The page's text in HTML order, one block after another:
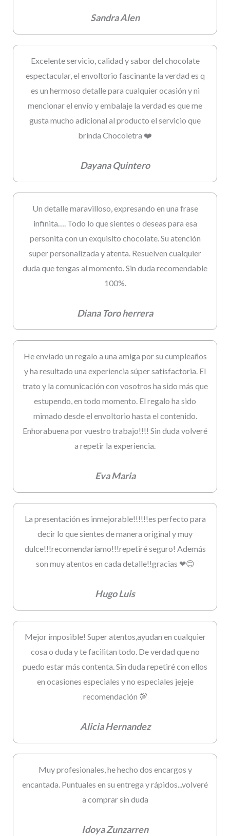
Sandra Alen
Excelente servicio, calidad y sabor del chocolate
espectacular, el envoltorio fascinante la verdad es q
es un hermoso detalle para cualquier ocasión y ni
mencionar el envío y embalaje la verdad es que me
gusta mucho adicional al producto el servicio que
brinda Chocoletra ❤️
Dayana Quintero
Un detalle maravilloso, expresando en una frase
infinita…. Todo lo que sientes o deseas para esa
personita con un exquisito chocolate. Su atención
super personalizada y atenta. Resuelven cualquier
duda que tengas al momento. Sin duda recomendable
100%.
Diana Toro herrera
He enviado un regalo a una amiga por su cumpleaños
y ha resultado una experiencia súper satisfactoria. El
trato y la comunicación con vosotros ha sido más que
estupendo, en todo momento. El regalo ha sido
mimado desde el envoltorio hasta el contenido.
Enhorabuena por vuestro trabajo!!!! Sin duda volveré
a repetir la experiencia.
Eva Maria
La presentación es inmejorable!!!!!!es perfecto para
decir lo que sientes de manera original y muy
dulce!!!recomendaríamo!!!repetiré seguro! Además
son muy atentos en cada detalle!!gracias ❤😊
Hugo Luis
Mejor imposible! Super atentos,ayudan en cualquier
cosa o duda y te facilitan todo. De verdad que no
puedo estar más contenta. Sin duda repetiré con ellos
en ocasiones especiales y no especiales jejeje
recomendación 💯
Alicia Hernandez
Muy profesionales, he hecho dos encargos y
encantada. Puntuales en su entrega y rápidos...volveré
a comprar sin duda
Idoya Zunzarren